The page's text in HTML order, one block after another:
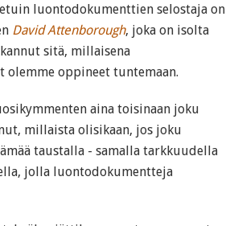
luontodokumenttien selostaja on
David Attenborough, joka on isolta
sitä, millaisena
oppineet tuntemaan.
aina toisinaan joku
millaista olisikaan, jos joku
taustalla - samalla tarkkuudella
jolla luontodokumentteja